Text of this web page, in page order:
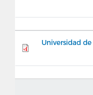
Universidad